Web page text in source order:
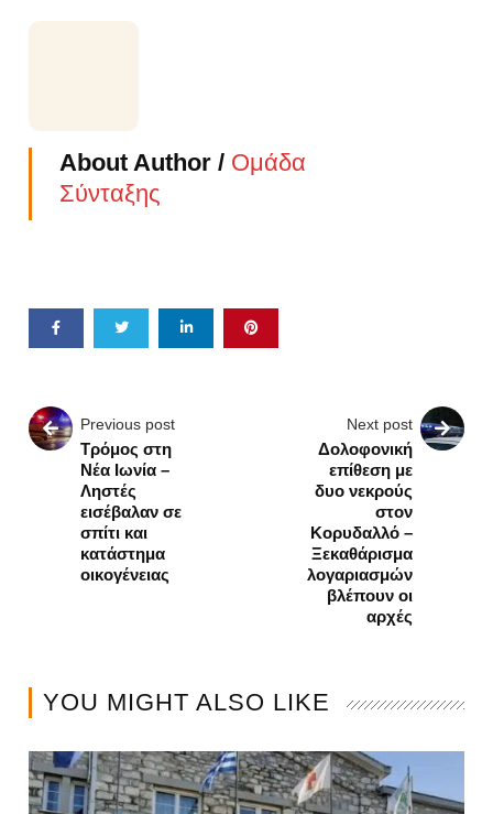
About Author / Ομάδα
Σύνταξης
Previous post
Τρόμος στη
Νέα Ιωνία –
Ληστές
εισέβαλαν σε
σπίτι και
κατάστημα
οικογένειας
Next post
Δολοφονική
επίθεση με
δυο νεκρούς
στον
Κορυδαλλό –
Ξεκαθάρισμα
λογαριασμών
βλέπουν οι
αρχές
YOU MIGHT ALSO LIKE